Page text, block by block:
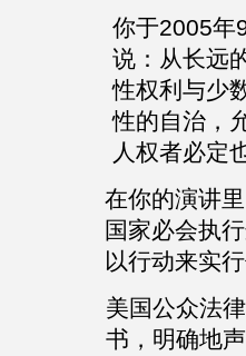
你于2005年
说：从长远
性权利与少
性的自治，
人权者必定
在你的演讲
国家必会执
以行动来实
美国公众法
书，明确地